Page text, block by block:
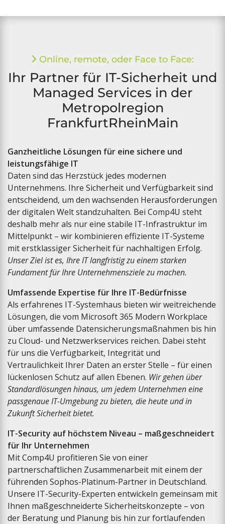
Ihr Partner für IT-Sicherheit und
Managed Services in der
Metropolregion
FrankfurtRheinMain
Online, remote, oder Face to Face:
Ganzheitliche Lösungen für eine sichere und
leistungsfähige IT
Daten sind das Herzstück jedes modernen
Unternehmens. Ihre Sicherheit und Verfügbarkeit sind
entscheidend, um den wachsenden Herausforderungen
der digitalen Welt standzuhalten. Bei Comp4U steht
deshalb mehr als nur eine stabile IT-Infrastruktur im
Mittelpunkt – wir kombinieren effiziente IT-Systeme
mit erstklassiger Sicherheit für nachhaltigen Erfolg.
Unser Ziel ist es, Ihre IT langfristig zu einem starken
Fundament für Ihre Unternehmensziele zu machen.
Umfassende Expertise für Ihre IT-Bedürfnisse
Als erfahrenes IT-Systemhaus bieten wir weitreichende
Lösungen, die vom Microsoft 365 Modern Workplace
über umfassende Datensicherungsmaßnahmen bis hin
zu Cloud- und Netzwerkservices reichen. Dabei steht
für uns die Verfügbarkeit, Integrität und
Vertraulichkeit Ihrer Daten an erster Stelle – für einen
lückenlosen Schutz auf allen Ebenen. Wir gehen über
Standardlösungen hinaus, um jedem Unternehmen eine
passgenaue IT-Umgebung zu bieten, die heute und in
Zukunft Sicherheit bietet.
IT-Security auf höchstem Niveau – maßgeschneidert
für Ihr Unternehmen
Mit Comp4U profitieren Sie von einer
partnerschaftlichen Zusammenarbeit mit einem der
führenden Sophos-Platinum-Partner in Deutschland.
Unsere IT-Security-Experten entwickeln gemeinsam mit
Ihnen maßgeschneiderte Sicherheitskonzepte – von
der Beratung und Planung bis hin zur fortlaufenden